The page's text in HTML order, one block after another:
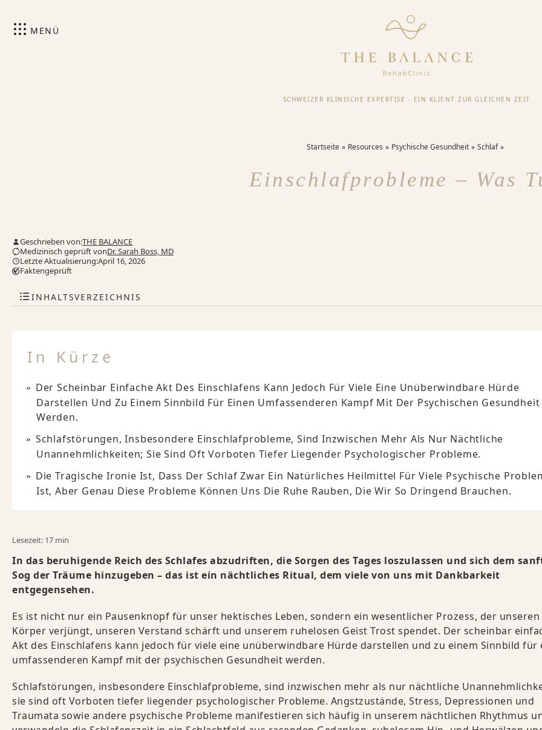
MENÜ
SCHWEIZER KLINISCHE EXPERTISE · EIN KLIENT ZUR GLEICHEN ZEIT
Startseite Resources Psychische Gesundheit Schlaf
Einschlafprobleme – Was
Geschrieben von:THE BALANCE
Medizinisch geprüft vonDr. Sarah Boss, MD
Letzte Aktualisierung:April 16, 2026
Faktengeprüft
INHALTSVERZEICHNIS
In Kürze
Der Scheinbar Einfache Akt Des Einschlafens Kann Jedoch Für Viele Eine Unüberwindbare Hürde
Darstellen Und Zu Einem Sinnbild Für Einen Umfassenderen Kampf Mit Der Psychischen Gesundheit
Werden.
Schlafstörungen, Insbesondere Einschlafprobleme, Sind Inzwischen Mehr Als Nur Nächtliche
Unannehmlichkeiten; Sie Sind Oft Vorboten Tiefer Liegender Psychologischer Probleme.
Die Tragische Ironie Ist, Dass Der Schlaf Zwar Ein Natürliches Heilmittel Für Viele Psychische
Ist, Aber Genau Diese Probleme Können Uns Die Ruhe Rauben, Die Wir So Dringend Brauchen.
Lesezeit: 17 min
In das beruhigende Reich des Schlafes abzudriften, die Sorgen des Tages loszulassen und sich dem
Sog der Träume hinzugeben – das ist ein nächtliches Ritual, dem viele von uns mit Dankbarkeit
entgegensehen.
Es ist nicht nur ein Pausenknopf für unser hektisches Leben, sondern ein wesentlicher Prozess, der unseren
Körper verjüngt, unseren Verstand schärft und unserem ruhelosen Geist Trost spendet. Der scheinbar
Akt des Einschlafens kann jedoch für viele eine unüberwindbare Hürde darstellen und zu einem Sinnbild für
umfassenderen Kampf mit der psychischen Gesundheit werden.
Schlafstörungen, insbesondere Einschlafprobleme, sind inzwischen mehr als nur nächtliche
sie sind oft Vorboten tiefer liegender psychologischer Probleme. Angstzustände, Stress, Depressionen und
Traumata sowie andere psychische Probleme manifestieren sich häufig in unserem nächtlichen Rhythmus